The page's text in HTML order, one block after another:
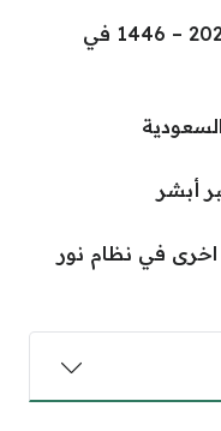
متى موعد ليلة الشك عيد الفطر 2025 – 1446 في
أبشر
في نظام نور